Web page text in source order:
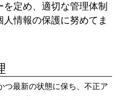
定め、適切な管理体制
情報の保護に努めてま
つ最新の状態に保ち、不正ア